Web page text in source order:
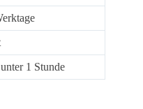
1 Stunde